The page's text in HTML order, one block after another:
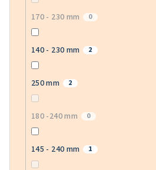
170 - 230 mm 0
140 - 230 mm 2
250 mm 2
180 -240 mm 0
145 - 240 mm 1